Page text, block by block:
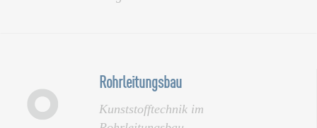
Rohrleitungsbau
Kunststofftechnik im